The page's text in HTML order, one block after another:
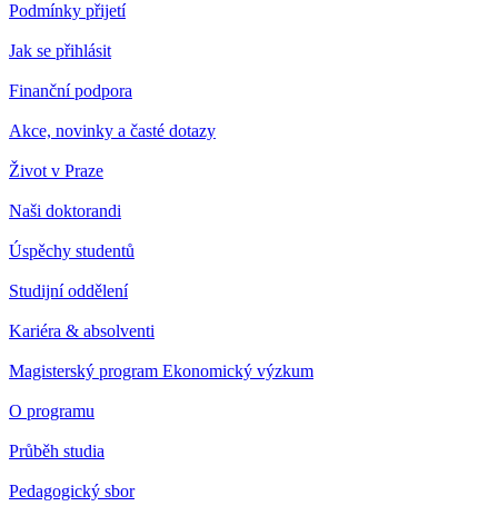
Podmínky přijetí
Jak se přihlásit
Finanční podpora
Akce, novinky a časté dotazy
Život v Praze
Naši doktorandi
Úspěchy studentů
Studijní oddělení
Kariéra & absolventi
Magisterský program Ekonomický výzkum
O programu
Průběh studia
Pedagogický sbor